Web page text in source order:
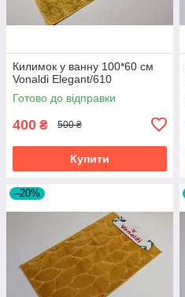
Килимок у ванну 100*60 см
Vonaldi Elegant/610
Готово до відправки
400 ₴ 500 ₴
Купити
–20%